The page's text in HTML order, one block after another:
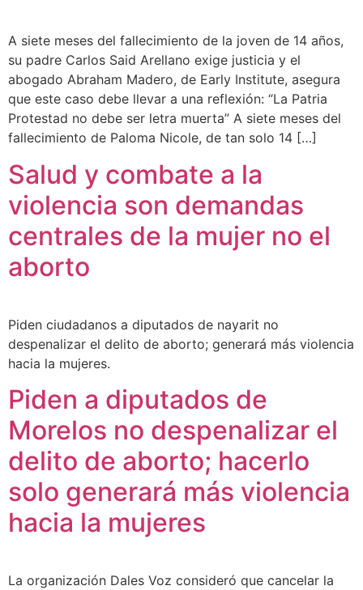
A siete meses del fallecimiento de la joven de 14 años,
su padre Carlos Said Arellano exige justicia y el
abogado Abraham Madero, de Early Institute, asegura
que este caso debe llevar a una reflexión: “La Patria
Protestad no debe ser letra muerta” A siete meses del
fallecimiento de Paloma Nicole, de tan solo 14 […]
Salud y combate a la
violencia son demandas
centrales de la mujer no el
aborto
Piden ciudadanos a diputados de nayarit no
despenalizar el delito de aborto; generará más violencia
hacia la mujeres.
Piden a diputados de
Morelos no despenalizar el
delito de aborto; hacerlo
solo generará más violencia
hacia la mujeres
La organización Dales Voz consideró que cancelar la